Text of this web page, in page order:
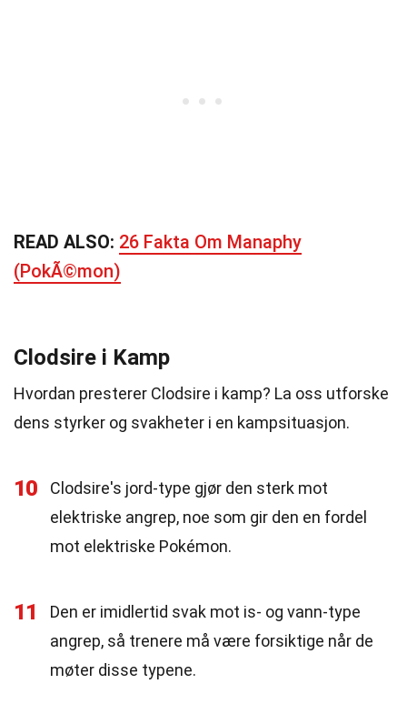
READ ALSO: 26 Fakta Om Manaphy
(PokÃ©mon)
Clodsire i Kamp
Hvordan presterer Clodsire i kamp? La oss utforske
dens styrker og svakheter i en kampsituasjon.
10
Clodsire's jord-type gjør den sterk mot
elektriske angrep, noe som gir den en fordel
mot elektriske Pokémon.
11
Den er imidlertid svak mot is- og vann-type
angrep, så trenere må være forsiktige når de
møter disse typene.